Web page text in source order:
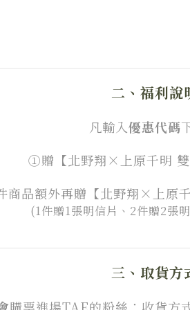
二、福利說
凡輸入優惠代碼
①贈【北野翔×上原千明 雙
商品額外再贈【北野翔×上原
(1件贈1張明信片、2件贈2張
三、取貨方
購票進場TAE的粉絲：收貨方